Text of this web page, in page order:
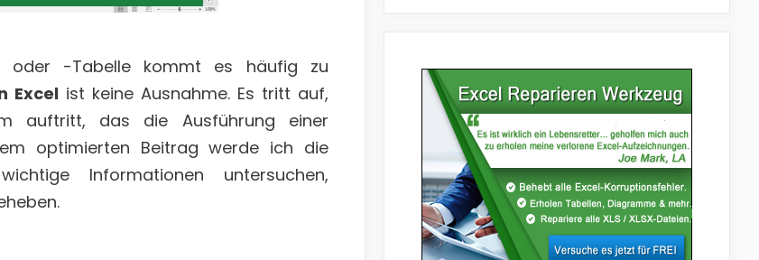
oder -Tabelle kommt es häufig zu
Excel ist keine Ausnahme. Es tritt auf,
auftritt, das die Ausführung einer
optimierten Beitrag werde ich die
Informationen untersuchen,